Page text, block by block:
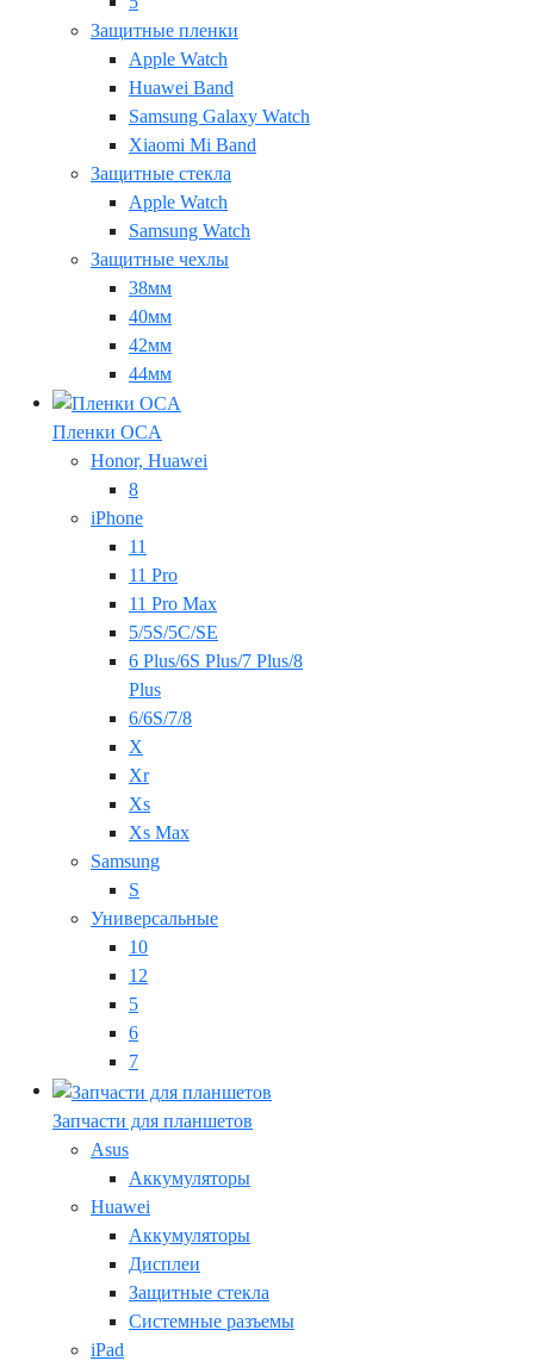
Защитные пленки
Apple Watch
Huawei Band
Samsung Galaxy Watch
Xiaomi Mi Band
Защитные стекла
Apple Watch
Samsung Watch
Защитные чехлы
38мм
40мм
42мм
44мм
Пленки OCA
Honor, Huawei
8
iPhone
11
11 Pro
11 Pro Max
5/5S/5C/SE
6 Plus/6S Plus/7 Plus/8
Plus
6/6S/7/8
X
Xr
Xs
Xs Max
Samsung
S
Универсальные
10
12
5
6
7
Запчасти для планшетов
Asus
Аккумуляторы
Huawei
Аккумуляторы
Дисплеи
Защитные стекла
Системные разъемы
iPad